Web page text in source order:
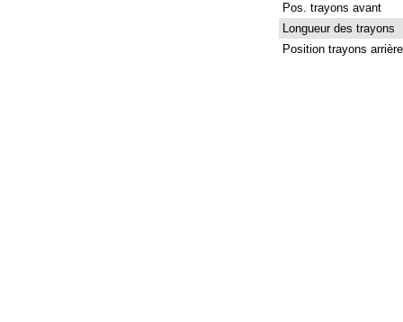
Pos. trayons avant
Longueur des trayons
Position trayons arrière